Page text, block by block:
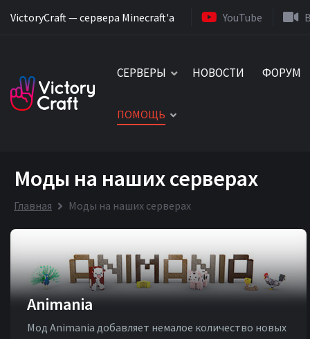
VictoryCraft — сервера Minecraft'a YouTube
СЕРВЕРЫ НОВОСТИ ФОРУМ
ПОМОЩЬ
Моды на наших серверах
Главная Моды на наших серверах
Animania
Мод Animaniа добавляет немалое количество новых